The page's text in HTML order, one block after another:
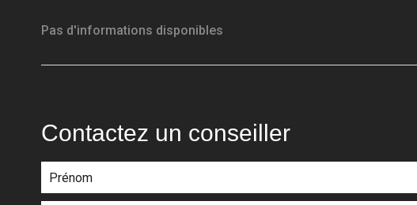
Pas d'informations disponibles
Contactez un conseiller